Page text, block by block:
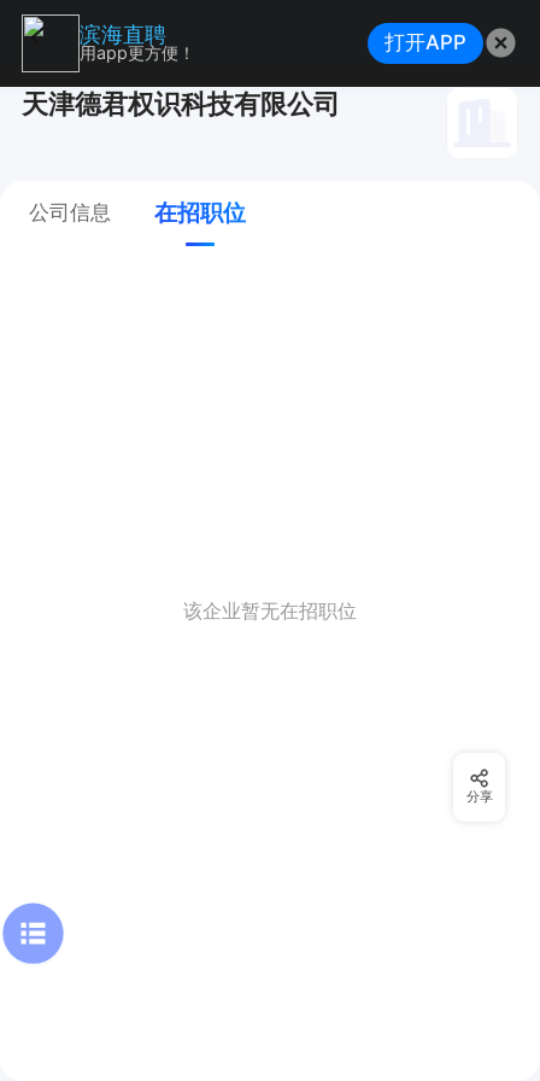
天津德君权识科技有限公司
公司信息 在招职位
该企业暂无在招职位
分享
滨海直聘
用app更方便！ 打开APP